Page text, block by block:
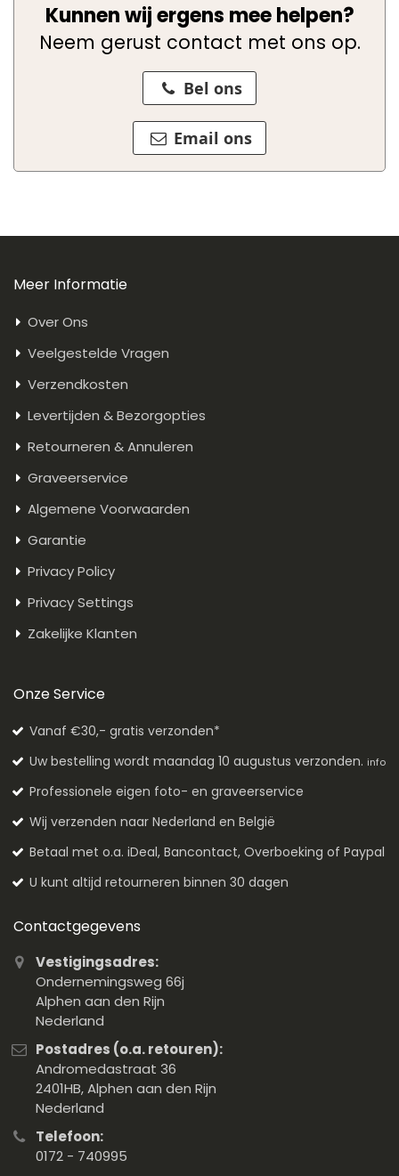
Kunnen wij ergens mee helpen?
Neem gerust contact met ons op.
Bel ons
Email ons
Meer Informatie
Over Ons
Veelgestelde Vragen
Verzendkosten
Levertijden & Bezorgopties
Retourneren & Annuleren
Graveerservice
Algemene Voorwaarden
Garantie
Privacy Policy
Privacy Settings
Zakelijke Klanten
Onze Service
Vanaf €30,- gratis verzonden*
Uw bestelling wordt maandag 10 augustus verzonden. info
Professionele eigen foto- en graveerservice
Wij verzenden naar Nederland en België
Betaal met o.a. iDeal, Bancontact, Overboeking of Paypal
U kunt altijd retourneren binnen 30 dagen
Contactgegevens
Vestigingsadres:
Ondernemingsweg 66j
Alphen aan den Rijn
Nederland
Postadres (o.a. retouren):
Andromedastraat 36
2401HB, Alphen aan den Rijn
Nederland
Telefoon:
0172 - 740995